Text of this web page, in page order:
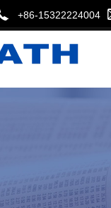
+86-15322224004